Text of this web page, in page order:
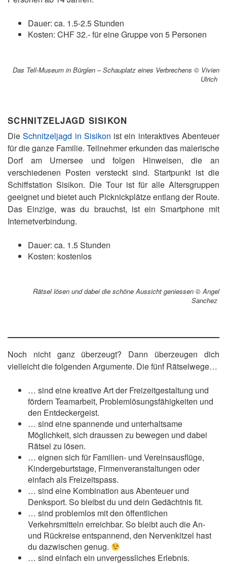
Dauer: ca. 1.5-2.5 Stunden
Kosten: CHF 32.- für eine Gruppe von 5 Personen
Das Tell-Museum in Bürglen – Schauplatz eines Verbrechens © Vivien
Ulrich
SCHNITZELJAGD SISIKON
DieSchnitzeljagd in Sisikon ist ein interaktives Abenteuer
für die ganze Familie. Teilnehmer erkunden das malerische
Dorf am Urnersee und folgen Hinweisen, die an
verschiedenen Posten versteckt sind. Startpunkt ist die
Schiffstation Sisikon. Die Tour ist für alle Altersgruppen
geeignet und bietet auch Picknickplätze entlang der Route.
Das Einzige, was du brauchst, ist ein Smartphone mit
Internetverbindung.
Dauer: ca. 1.5 Stunden
Kosten: kostenlos
Rätsel lösen und dabei die schöne Aussicht geniessen © Angel
Sanchez
Noch nicht ganz überzeugt? Dann überzeugen dich
vielleicht die folgenden Argumente. Die fünf Rätselwege…
… sind eine kreative Art der Freizeitgestaltung und
fördern Teamarbeit, Problemlösungsfähigkeiten und
den Entdeckergeist.
… sind eine spannende und unterhaltsame
Möglichkeit, sich draussen zu bewegen und dabei
Rätsel zu lösen.
… eignen sich für Familien- und Vereinsausflüge,
Kindergeburtstage, Firmenveranstaltungen oder
einfach als Freizeitspass.
… sind eine Kombination aus Abenteuer und
Denksport. So bleibst du und dein Gedächtnis fit.
… sind problemlos mit den öffentlichen
Verkehrsmitteln erreichbar. So bleibt auch die An-
und Rückreise entspannend, den Nervenkitzel hast
du dazwischen genug.
… sind einfach ein unvergessliches Erlebnis.